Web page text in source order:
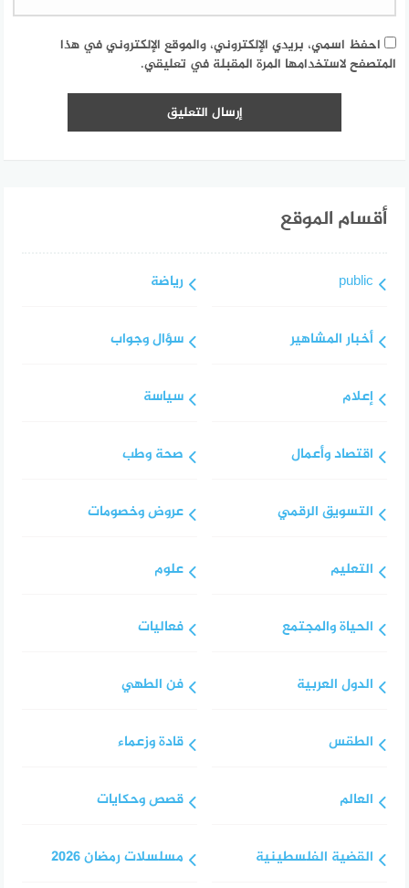
احفظ اسمي، بريدي الإلكتروني، والموقع الإلكتروني في هذا
المتصفح لاستخدامها المرة المقبلة في تعليقي.
أقسام الموقع
public
أخبار المشاهير
إعلام
اقتصاد وأعمال
التسويق الرقمي
التعليم
الحياة والمجتمع
الدول العربية
الطقس
العالم
القضية الفلسطينية
رياضة
سؤال وجواب
سياسة
صحة وطب
عروض وخصومات
علوم
فعاليات
فن الطهي
قادة وزعماء
قصص وحكايات
مسلسلات رمضان 2026